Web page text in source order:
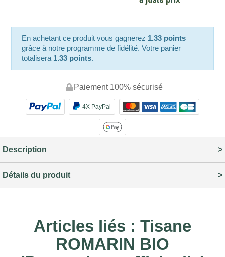
En achetant ce produit vous gagnerez 1.33 points
grâce à notre programme de fidélité. Votre panier
totalisera 1.33 points.
Paiement 100% sécurisé
4X PayPal
Description
Détails du produit
Articles liés : Tisane
ROMARIN BIO